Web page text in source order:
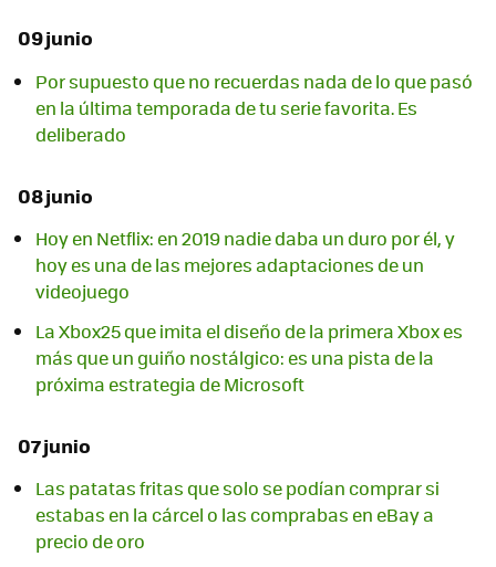
09 junio
Por supuesto que no recuerdas nada de lo que pasó
en la última temporada de tu serie favorita. Es
deliberado
08 junio
Hoy en Netflix: en 2019 nadie daba un duro por él, y
hoy es una de las mejores adaptaciones de un
videojuego
La Xbox25 que imita el diseño de la primera Xbox es
más que un guiño nostálgico: es una pista de la
próxima estrategia de Microsoft
07 junio
Las patatas fritas que solo se podían comprar si
estabas en la cárcel o las comprabas en eBay a
precio de oro